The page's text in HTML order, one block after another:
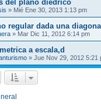
del plano diédrico
» Mié Ene 30, 2013 1:13 pm
regular dada una diagonal
» Mar Dic 11, 2012 6:14 pm
a escala,d
» Jue Nov 29, 2012 5:21